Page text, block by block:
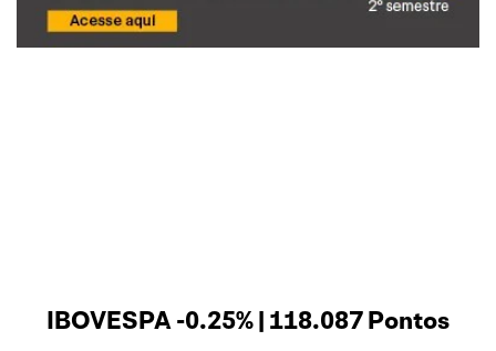
IBOVESPA -0.25% | 118.087 Pontos